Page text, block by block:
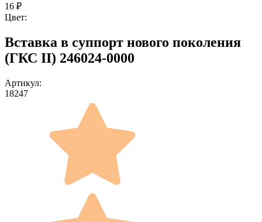
16 ₽
Цвет:
Вставка в суппорт нового поколения
(ГКС II) 246024-0000
Артикул:
18247